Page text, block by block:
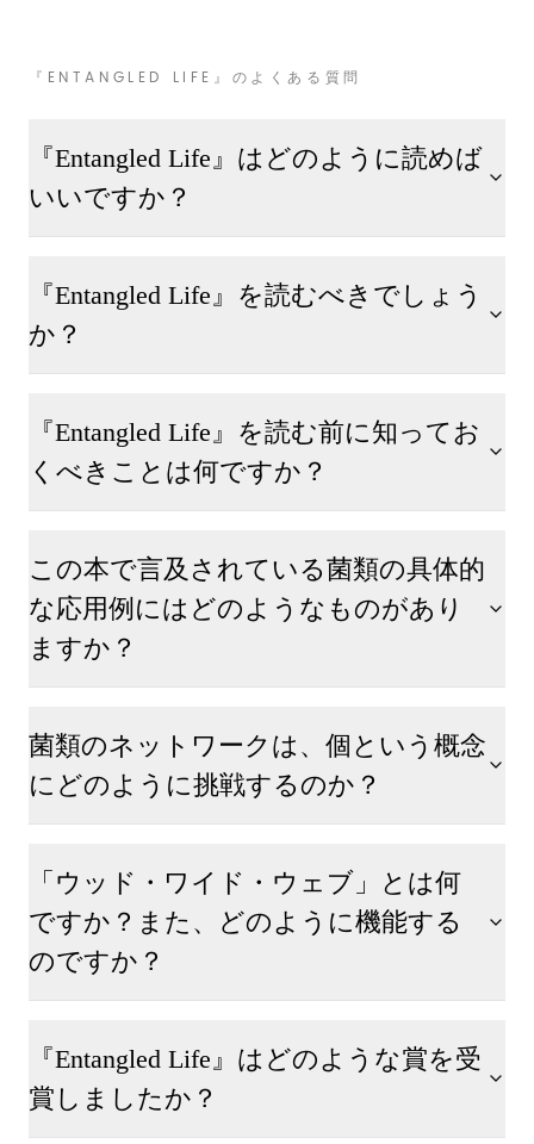
『ENTANGLED LIFE』のよくある質問
『Entangled Life』はどのように読めば
いいですか？
『Entangled Life』を読むべきでしょう
か？
『Entangled Life』を読む前に知ってお
くべきことは何ですか？
この本で言及されている菌類の具体的
な応用例にはどのようなものがあり
ますか？
菌類のネットワークは、個という概念
にどのように挑戦するのか？
「ウッド・ワイド・ウェブ」とは何
ですか？また、どのように機能する
のですか？
『Entangled Life』はどのような賞を受
賞しましたか？